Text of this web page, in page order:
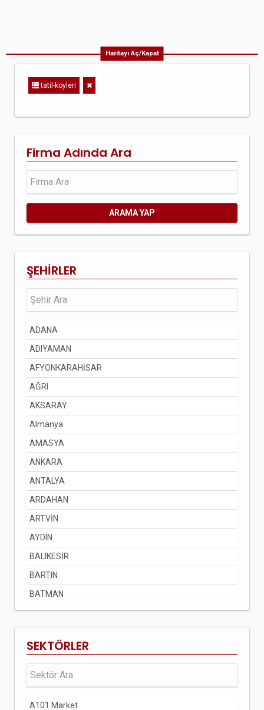
Haritayı Aç/Kapat
tatil-koyleri
Firma Adında Ara
ARAMA YAP
ŞEHİRLER
ADANA
ADIYAMAN
AFYONKARAHİSAR
AĞRI
AKSARAY
Almanya
AMASYA
ANKARA
ANTALYA
ARDAHAN
ARTVİN
AYDIN
BALIKESİR
BARTIN
BATMAN
BAYBURT
BİNGÖL
BİTLİS
BOLU
BURDUR
SEKTÖRLER
A101 Market